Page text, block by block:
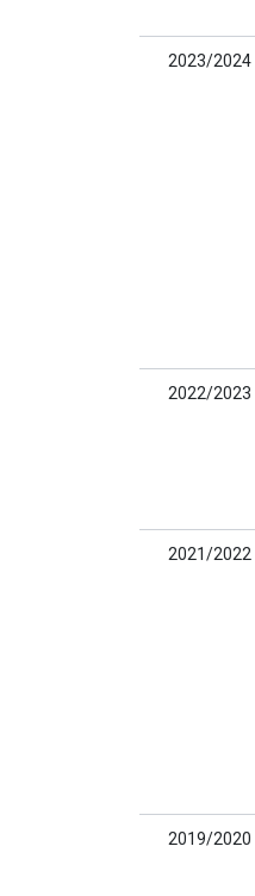
2023/2024
2022/2023
2021/2022
2019/2020